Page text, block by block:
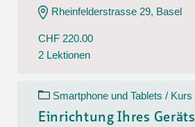
Rheinfelderstrasse 29, Basel
CHF 220.00
2 Lektionen
Smartphone und Tablets / Kurs
Einrichtung Ihres Geräts